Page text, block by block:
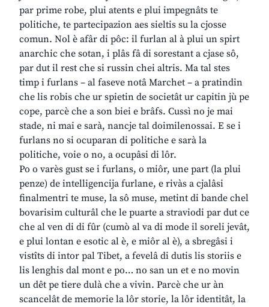
par prime robe, plui atents e plui impegnâts te
politiche, te partecipazion aes sieltis su la cjosse
comun. Nol è afâr di pôc: il furlan al à plui un spirt
anarchic che sotan, i plâs fâ di sorestant a cjase sô,
par dut il rest che si russin chei altris. Ma tal stes
timp i furlans – al faseve notâ Marchet – a pratindin
che lis robis che ur spietin de societât ur capitin jù pe
cope, parcè che a son biei e brâfs. Cussì no je mai
stade, ni mai e sarà, nancje tal doimilenossai. E se i
furlans no si ocuparan di politiche e sarà la
politiche, voie o no, a ocupâsi di lôr.
Po o varès gust se i furlans, o miôr, une part (la plui
penze) de intelligencija furlane, e rivàs a cjalâsi
finalmentri te muse, la sô muse, metint di bande chel
bovarisim culturâl che le puarte a straviodi par dut ce
che al ven di di fûr (cumò al va di mode il soreli jevât,
e plui lontan e esotic al è, e miôr al è), a sbregâsi i
vistîts di intor pal Tibet, a fevelâ di dutis lis storiis e
lis lenghis dal mont e po… no san un et e no movin
un dêt pe tiere dulà che a vivin. Parcè che ur àn
scancelât de memorie la lôr storie, la lôr identitât, la